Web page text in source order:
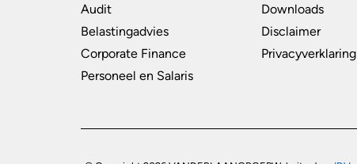
Audit
Belastingadvies
Corporate Finance
Personeel en Salaris
Downloads
Disclaimer
Privacyverklaring